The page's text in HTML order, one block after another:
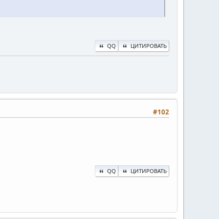
QQ ЦИТИРОВАТЬ
#102
QQ ЦИТИРОВАТЬ